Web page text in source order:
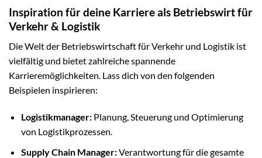
Inspiration für deine Karriere als Betriebswirt für
Verkehr & Logistik
Die Welt der Betriebswirtschaft für Verkehr und Logistik ist
vielfältig und bietet zahlreiche spannende
Karrieremöglichkeiten. Lass dich von den folgenden
Beispielen inspirieren:
Logistikmanager:Planung, Steuerung und Optimierung
von Logistikprozessen.
Supply Chain Manager:Verantwortung für die gesamte